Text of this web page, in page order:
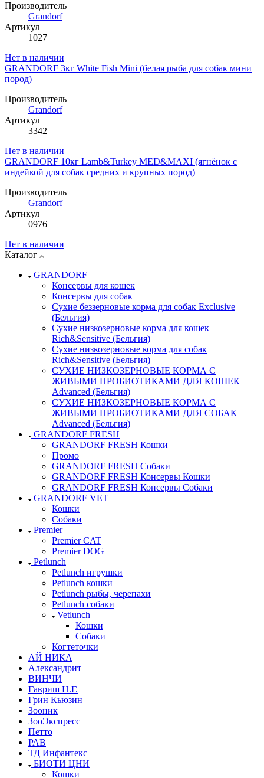
Производитель
Grandorf
Артикул
1027
Нет в наличии
GRANDORF 3кг White Fish Mini (белая рыба для собак мини
пород)
Производитель
Grandorf
Артикул
3342
Нет в наличии
GRANDORF 10кг Lamb&Turkey MED&MAXI (ягнёнок с
индейкой для собак средних и крупных пород)
Производитель
Grandorf
Артикул
0976
Нет в наличии
Каталог
GRANDORF
Консервы для кошек
Консервы для собак
Сухие беззерновые корма для собак Exclusive
(Бельгия)
Сухие низкозерновые корма для кошек
Rich&Sensitive (Бельгия)
Сухие низкозерновые корма для собак
Rich&Sensitive (Бельгия)
СУХИЕ НИЗКОЗЕРНОВЫЕ КОРМА С
ЖИВЫМИ ПРОБИОТИКАМИ ДЛЯ КОШЕК
Advanced (Бельгия)
СУХИЕ НИЗКОЗЕРНОВЫЕ КОРМА С
ЖИВЫМИ ПРОБИОТИКАМИ ДЛЯ СОБАК
Advanced (Бельгия)
GRANDORF FRESH
GRANDORF FRESH Кошки
Промо
GRANDORF FRESH Собаки
GRANDORF FRESH Консервы Кошки
GRANDORF FRESH Консервы Собаки
GRANDORF VET
Кошки
Собаки
Premier
Premier CAT
Premier DOG
Petlunch
Petlunch игрушки
Petlunch кошки
Petlunch рыбы, черепахи
Petlunch собаки
Vetlunch
Кошки
Собаки
Когтеточки
АЙ НИКА
Александрит
ВИНЧИ
Гавриш Н.Г.
Грин Кьюзин
Зооник
ЗооЭкспресс
Петто
РАВ
ТД Инфантекс
БИОТИ ЦНИ
Кошки